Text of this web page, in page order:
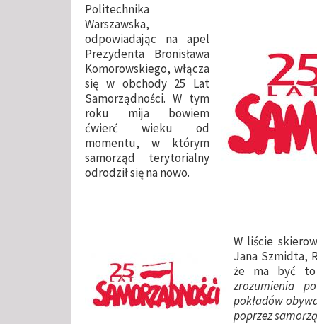
Politechnika
Warszawska,
odpowiadając na apel
Prezydenta Bronisława
Komorowskiego, włącza
się w obchody 25 Lat
Samorządności. W tym
roku mija bowiem
ćwierć wieku od
momentu, w którym
samorząd terytorialny
odrodził się na nowo.
W liście
Jana Szmidta,
że ma być
zrozumienia
pokładów
poprzez